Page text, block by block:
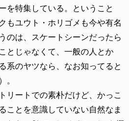
を特集している。ということ
もユウト・ホリゴメも今や有名
のは、スケートシーンだったら
とじゃなくて、一般の人とか
系のヤツなら、なお知ってると
。
リートでの素朴だけど、かっこ
ことを意識していない自然なま